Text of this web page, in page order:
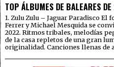
TOP ÁLBUMES DE BALEARES
1. Zulu Zulu – Jaguar Paradisco El
Ferrer y Michael Mesquida se
2022. Ritmos tribales, melodías
de la casa repletos de una gran
originalidad. Canciones llenas de